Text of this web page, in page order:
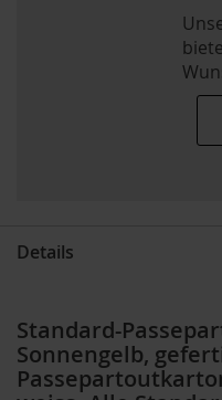
Details
Standard-
Sonnengelb,